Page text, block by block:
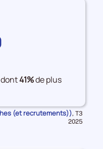
41%de plus
(et recrutements)), Données
pour
T3
2025